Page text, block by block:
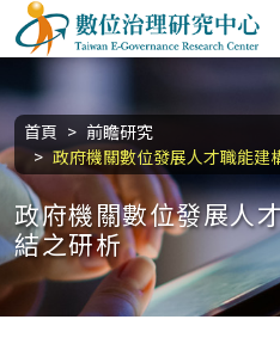
跳到主要內容區塊
數位治理研究中心
首頁
前瞻研究
政府機關數位發展人才職能建
:::
政府機關數位發展人
結之研析